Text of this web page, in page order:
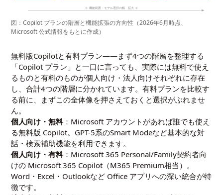
← 機能範囲・モデル選択の幅 拡大 →
図：Copilot プランの階層と機能拡張の方向性（2026年6月時点、
Microsoft 公式情報をもとに作成）
無料版Copilotと有料プラン——まず4つの階層を整理する
「Copilot プラン」と一口に言っても、実際には無料で使え
るものと有料のものが個人向け・法人向けそれぞれに存在
し、合計4つの階層に分かれています。有料プランを比較す
る前に、まずこの全体像を押さえておくと選択がぶれませ
ん。
個人向け・無料：Microsoft アカウントがあれば誰でも使え
る無料版 Copilot。GPT-5系のSmart Modeなど基本的な対
話・検索補助機能を利用できます。
個人向け・有料：Microsoft 365 Personal/Family契約者向
けの Microsoft 365 Copilot（M365 Premium相当）。
Word・Excel・Outlookなど Office アプリへの深い統合が特
徴です。